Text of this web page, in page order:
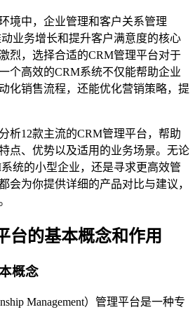
境中，企业管理和客户关系管理
动业务增长和提升客户满意度的核心
烈，选择合适的CRM管理平台对于
个高效的CRM系统不仅能帮助企业
化销售流程，还能优化营销策略，提
析12款主流的CRM管理平台，帮助
点、优势以及适用的业务场景。无论
统的小型企业，还是寻求更高效管
会为你提供详细的产品对比与建议，
台的基本概念和作用
概念
Management）管理平台是一种专